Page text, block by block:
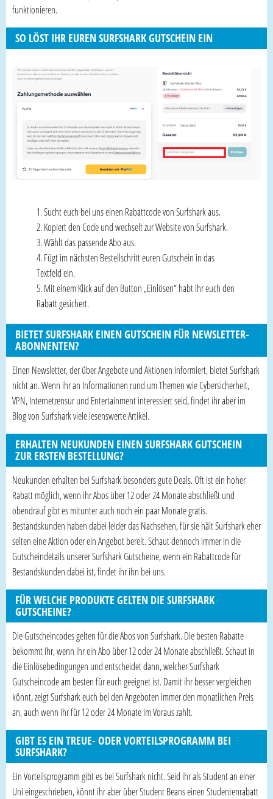
funktionieren.
SO LÖST IHR EUREN SURFSHARK GUTSCHEIN EIN
Sucht euch bei uns einen Rabattcode von Surfshark aus.
Kopiert den Code und wechselt zur Website von Surfshark.
Wählt das passende Abo aus.
Fügt im nächsten Bestellschritt euren Gutschein in das
Textfeld ein.
Mit einem Klick auf den Button „Einlösen“ habt ihr euch den
Rabatt gesichert.
BIETET SURFSHARK EINEN GUTSCHEIN FÜR NEWSLETTER-
ABONNENTEN?
Einen Newsletter, der über Angebote und Aktionen informiert, bietet Surfshark
nicht an. Wenn ihr an Informationen rund um Themen wie Cybersicherheit,
VPN, Internetzensur und Entertainment interessiert seid, findet ihr aber im
Blog von Surfshark viele lesenswerte Artikel.
ERHALTEN NEUKUNDEN EINEN SURFSHARK GUTSCHEIN
ZUR ERSTEN BESTELLUNG?
Neukunden erhalten bei Surfshark besonders gute Deals. Oft ist ein hoher
Rabatt möglich, wenn ihr Abos über 12 oder 24 Monate abschließt und
obendrauf gibt es mitunter auch noch ein paar Monate gratis.
Bestandskunden haben dabei leider das Nachsehen, für sie hält Surfshark eher
selten eine Aktion oder ein Angebot bereit. Schaut dennoch immer in die
Gutscheindetails unserer Surfshark Gutscheine, wenn ein Rabattcode für
Bestandskunden dabei ist, findet ihr ihn bei uns.
FÜR WELCHE PRODUKTE GELTEN DIE SURFSHARK
GUTSCHEINE?
Die Gutscheincodes gelten für die Abos von Surfshark. Die besten Rabatte
bekommt ihr, wenn ihr ein Abo über 12 oder 24 Monate abschließt. Schaut in
die Einlösebedingungen und entscheidet dann, welcher Surfshark
Gutscheincode am besten für euch geeignet ist. Damit ihr besser vergleichen
könnt, zeigt Surfshark euch bei den Angeboten immer den monatlichen Preis
an, auch wenn ihr für 12 oder 24 Monate im Voraus zahlt.
GIBT ES EIN TREUE- ODER VORTEILSPROGRAMM BEI
SURFSHARK?
Ein Vorteilsprogramm gibt es bei Surfshark nicht. Seid ihr als Student an einer
Uni eingeschrieben, könnt ihr aber über Student Beans einen Studentenrabatt